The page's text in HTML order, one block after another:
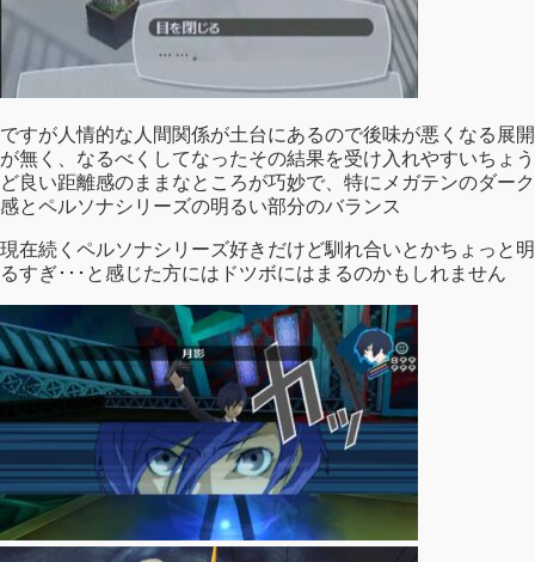
ですが人情的な人間関係が土台にあるので後味が悪くなる展開
が無く、なるべくしてなったその結果を受け入れやすいちょう
ど良い距離感のままなところが巧妙で、特にメガテンのダーク
感とペルソナシリーズの明るい部分のバランス
現在続くペルソナシリーズ好きだけど馴れ合いとかちょっと明
るすぎ･･･と感じた方にはドツボにはまるのかもしれません